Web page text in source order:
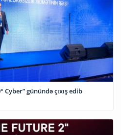
Cyber” günündə çıxış edib